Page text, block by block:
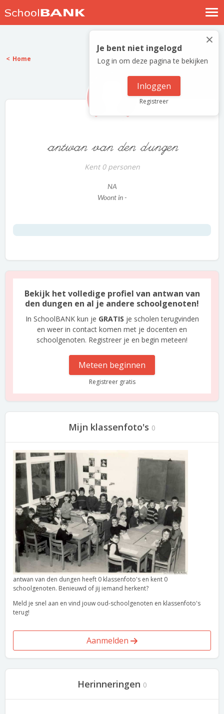
Nostalgische verhalen
Log in
Meld je gratis aan
×
Je bent niet ingelogd
Log in om deze pagina te bekijken
Inloggen
Registreer
Home
antwan van den dungen
Kent 0 personen
NA
Woont in -
Bekijk het volledige profiel van antwan van
den dungen en al je andere schoolgenoten!
In SchoolBANK kun je GRATIS je scholen terugvinden
en weer in contact komen met je docenten en
schoolgenoten. Registreer je en begin meteen!
Meteen beginnen
Registreer gratis
Mijn klassenfoto's 0
antwan van den dungen heeft 0 klassenfoto's en kent 0
schoolgenoten. Benieuwd of jij iemand herkent?
Meld je snel aan en vind jouw oud-schoolgenoten en klassenfoto's
terug!
Aanmelden
Herinneringen 0